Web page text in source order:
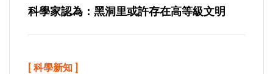
科學家認為：黑洞里或許存在高等級文明
[ 科學新知 ]